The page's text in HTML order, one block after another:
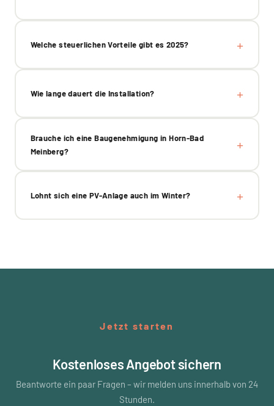
Welche steuerlichen Vorteile gibt es 2025?
Wie lange dauert die Installation?
Brauche ich eine Baugenehmigung in Horn-Bad
Meinberg?
Lohnt sich eine PV-Anlage auch im Winter?
Jetzt starten
Kostenloses Angebot sichern
Beantworte ein paar Fragen – wir melden uns innerhalb von 24
Stunden.